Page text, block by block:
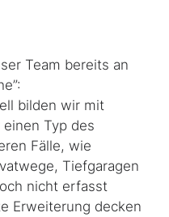
Team bereits an
bilden wir mit
Typ des
Fälle, wie
Tiefgaragen
nicht erfasst
Erweiterung decken